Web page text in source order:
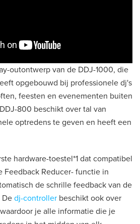
outontwerp van de DDJ-1000, die
opgebouwd bij professionele dj's
feesten en evenementen buiten
800 beschikt over tal van
optredens te geven en heeft een
hardware-toestel*1 dat compatibel
Feedback Reducer- functie in
de schrille feedback van de
De dj-controller beschikt ook over
je alle informatie die je